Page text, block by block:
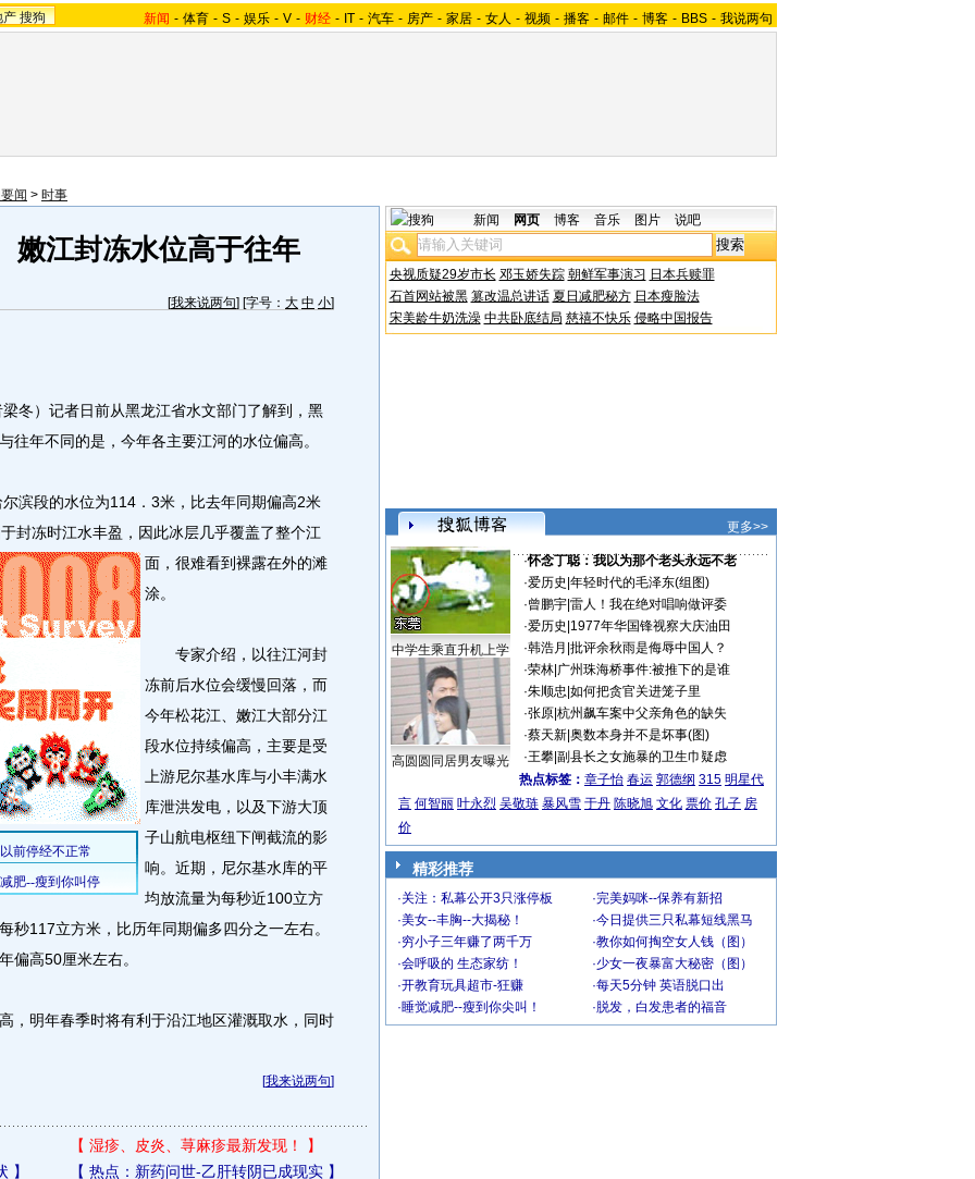
产 搜狗 新闻 - 体育 - S - 娱乐 - V - 财经 - IT - 汽车 - 房产 - 家居 - 女人 - 视频 - 播客 - 邮件 - 博客 - BBS - 我说两句
闻 > 时事
嫩江封冻水位高于往年
[我来说两句] [字号： 大 中 小]
）记者日前从黑龙江省水文部门了解到，黑
往年不同的是，今年各主要江河的水位偏高。
段的水位为114．3米，比去年同期偏高2米
封冻时江水丰盈，因此冰层几乎覆盖了整个江
面，很难看到裸露在外的滩
涂。
专家介绍，以往江河封
冻前后水位会缓慢回落，而
今年松花江、嫩江大部分江
段水位持续偏高，主要是受
上游尼尔基水库与小丰满水
库泄洪发电，以及下游大顶
子山航电枢纽下闸截流的影
响。近期，尼尔基水库的平
均放流量为每秒近100立方
秒117立方米，比历年同期偏多四分之一左右。
偏高50厘米左右。
明年春季时将有利于沿江地区灌溉取水，同时
[我来说两句]
【 湿疹、皮炎、荨麻疹最新发现！
】
】 【 热点：新药问世-乙肝转阴已成现实】
新闻 网页 博客 音乐 图片 说吧
央视质疑29岁市长 邓玉娇失踪 朝鲜军事演习 日本兵赎罪
石首网站被黑 篡改温总讲话 夏日减肥秘方 日本瘦脸法
宋美龄牛奶洗澡 中共卧底结局 慈禧不快乐 侵略中国报告
更多>>
中学生乘直升机上学
高圆圆同居男友曝光
·怀念丁聪：我以为那个老头永远不老
·爱历史 年轻时代的毛泽东(组图)
·曾鹏宇| 雷人！我在绝对唱响做评委
·爱历史 1977年华国锋视察大庆油田
·韩浩月 批评余秋雨是侮辱中国人？
·荣林| 广州珠海桥事件:被推下的是谁
·朱顺忠 如何把贪官关进笼子里
·张原| 杭州飙车案中父亲角色的缺失
·蔡天新| 奥数本身并不是坏事(图)
·王攀| 副县长之女施暴的卫生巾疑虑
热点标签： 章子怡 春运 郭德纲 315 明星代
言 何智丽 叶永烈 吴敬琏 暴风雪 于丹 陈晓旭 文化 票价 孔子 房
价
精彩推荐
·关注：私幕公开3只涨停板 ·完美妈咪--保养有新招
·美女--丰胸--大揭秘！ ·今日提供三只私幕短线黑马
·穷小子三年赚了两千万 ·教你如何掏空女人钱（图）
·会呼吸的 生态家纺！ ·少女一夜暴富大秘密（图）
·开教育玩具超市-狂赚 ·每天5分钟 英语脱口出
·睡觉减肥--瘦到你尖叫！ · 脱发，白发患者的福音